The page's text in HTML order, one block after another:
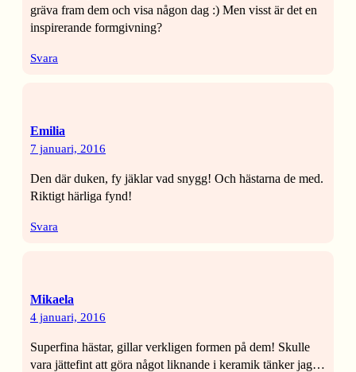
gräva fram dem och visa någon dag :) Men visst är det en
inspirerande formgivning?
Svara
Emilia
7 januari, 2016
Den där duken, fy jäklar vad snygg! Och hästarna de med.
Riktigt härliga fynd!
Svara
Mikaela
4 januari, 2016
Superfina hästar, gillar verkligen formen på dem! Skulle
vara jättefint att göra något liknande i keramik tänker jag…